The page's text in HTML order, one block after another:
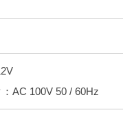
AC 100V 50 / 60Hz